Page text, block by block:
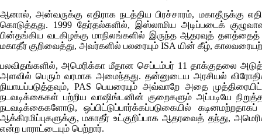
ஆனால், அன்வருக்கு எதிராக நடத்திய பிரச்சாரம், மகாதீருக்கு
கொடுத்தது. 1999 தேர்தல்களில், இஸ்லாமிய அடிப்படைக்
பின்தங்கிய வடகிழக்கு மாநிலங்களில் இருந்த ஆதரவுத் தளத்தைத்
மகாதீர் குறிவைத்து, அவர்களில் பலரையும் ISA யின் கீழ்,
பலவிதங்களில், அமெரிக்கா மீதான செப்டம்பர் 11 தாக்குதலை
அளவில் பெரும் வரமாக அமைந்தது. தன்னுடைய அரசியல்
நியாயப்படுத்தவும், PAS பெயரையும் அவ்வாறே அதை
நடவடிக்கைகள் பற்றிய வாஷிங்டனின் குறைகளும் அப்படியே
நடவடிக்கைகளோடு, ஒப்பிட்டுப்பார்க்கப்படுகையில்
ஆக்கிரமிப்புகளுக்கு, மகாதீர் உட்குறிப்பாக ஆதரவைத் தந்து,
என்ற பாராட்டையும் பெற்றார்.